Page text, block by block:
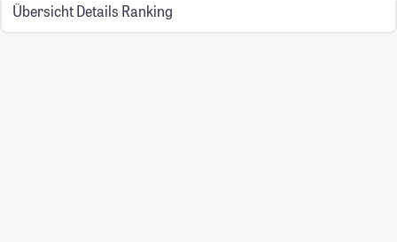
Übersicht Details Ranking